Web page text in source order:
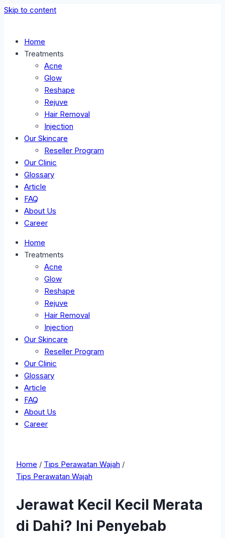
Skip to content
Home
Treatments
Acne
Glow
Reshape
Rejuve
Hair Removal
Injection
Our Skincare
Reseller Program
Our Clinic
Glossary
Article
FAQ
About Us
Career
Home
Treatments
Acne
Glow
Reshape
Rejuve
Hair Removal
Injection
Our Skincare
Reseller Program
Our Clinic
Glossary
Article
FAQ
About Us
Career
Home / Tips Perawatan Wajah /
Tips Perawatan Wajah
Jerawat Kecil Kecil Merata
di Dahi? Ini Penyebab